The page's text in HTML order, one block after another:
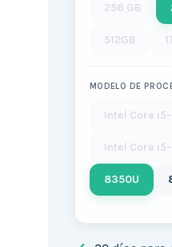
256 GB
512GB
MODELO DE
Intel Core
Intel Core
8350U